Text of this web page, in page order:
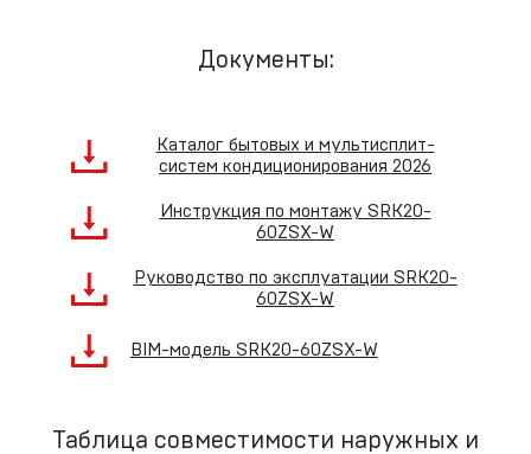
Документы:
Каталог бытовых и мультисплит-
систем кондиционирования 2026
Инструкция по монтажу SRK20-
60ZSX-W
Руководство по эксплуатации SRK20-
60ZSX-W
BIM-модель SRK20-60ZSX-W
Таблица совместимости наружных и